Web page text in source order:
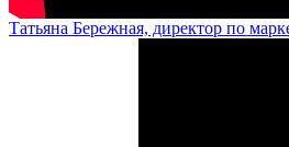
Татьяна Бережная, директор по